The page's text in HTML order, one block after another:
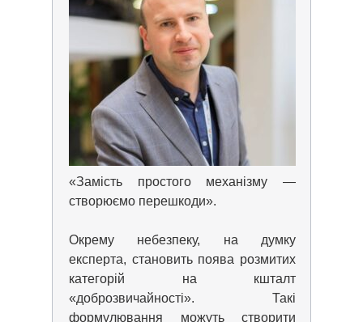
«Замість простого механізму —
створюємо перешкоди».
Окрему небезпеку, на думку
експерта, становить поява розмитих
категорій на кшталт
«доброзвичайності». Такі
формулювання можуть створити